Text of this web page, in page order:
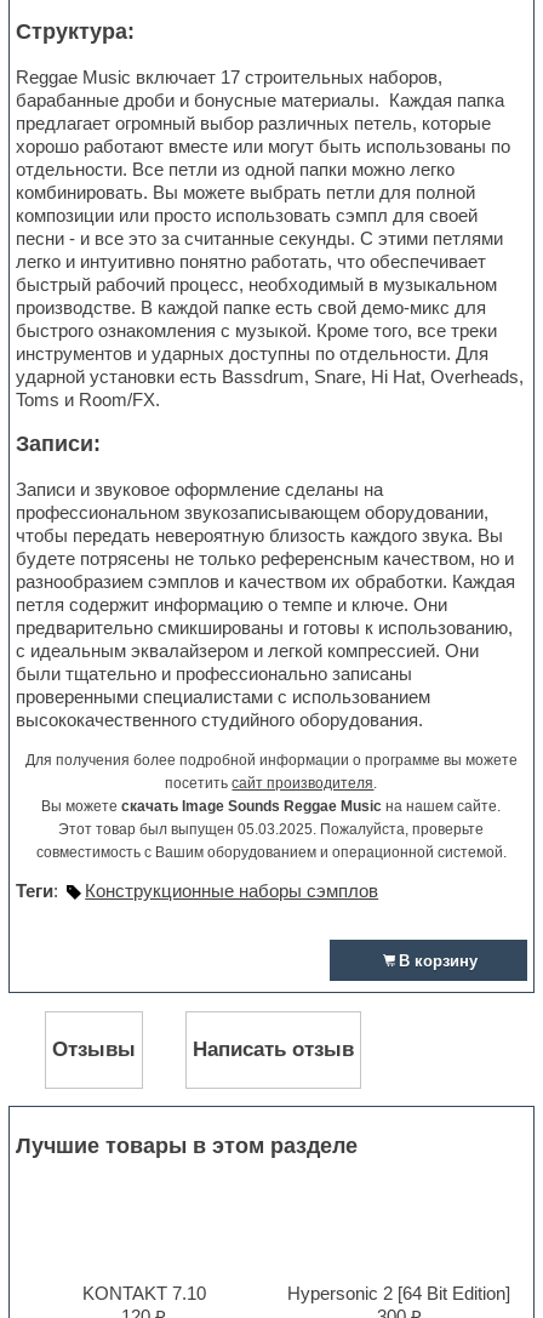
Структура:
Reggae Music включает 17 строительных наборов,
барабанные дроби и бонусные материалы. Каждая папка
предлагает огромный выбор различных петель, которые
хорошо работают вместе или могут быть использованы по
отдельности. Все петли из одной папки можно легко
комбинировать. Вы можете выбрать петли для полной
композиции или просто использовать сэмпл для своей
песни - и все это за считанные секунды. С этими петлями
легко и интуитивно понятно работать, что обеспечивает
быстрый рабочий процесс, необходимый в музыкальном
производстве. В каждой папке есть свой демо-микс для
быстрого ознакомления с музыкой. Кроме того, все треки
инструментов и ударных доступны по отдельности. Для
ударной установки есть Bassdrum, Snare, Hi Hat, Overheads,
Toms и Room/FX.
Записи:
Записи и звуковое оформление сделаны на
профессиональном звукозаписывающем оборудовании,
чтобы передать невероятную близость каждого звука. Вы
будете потрясены не только референсным качеством, но и
разнообразием сэмплов и качеством их обработки. Каждая
петля содержит информацию о темпе и ключе. Они
предварительно смикшированы и готовы к использованию,
с идеальным эквалайзером и легкой компрессией. Они
были тщательно и профессионально записаны
проверенными специалистами с использованием
высококачественного студийного оборудования.
Для получения более подробной информации о программе вы можете
посетитьсайт производителя.
Вы можетескачать Image Sounds Reggae Music на нашем сайте.
Этот товар был выпущен 05.03.2025. Пожалуйста, проверьте
совместимость с Вашим оборудованием и операционной системой.
Теги: Конструкционные наборы сэмплов
В корзину
Отзывы Написать отзыв
Лучшие товары в этом разделе
KONTAKT 7.10
Hypersonic 2 [64 Bit Edition]